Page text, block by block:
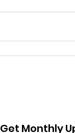
Get Monthly